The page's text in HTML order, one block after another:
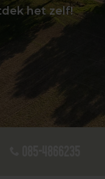
het zelf!